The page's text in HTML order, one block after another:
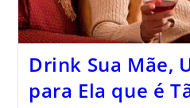
Drink Sua Mãe,
para Ela que é